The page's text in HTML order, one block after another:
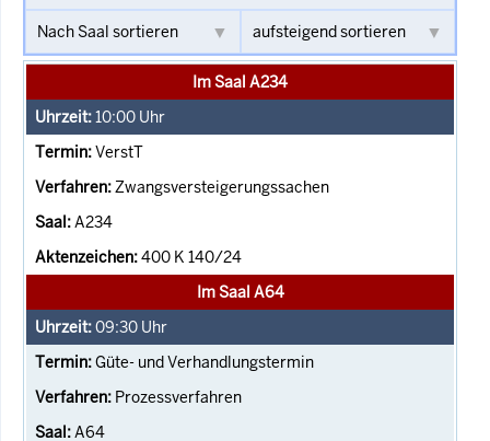
Im Saal A234
10:00 Uhr
VerstT
Zwangsversteigerungssachen
A234
400 K 140/24
Im Saal A64
09:30 Uhr
Güte- und Verhandlungstermin
Prozessverfahren
A64